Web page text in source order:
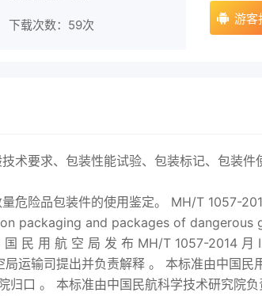
下载次数： 59次 游客
术要求、包装性能试验、包装标记、包装件
危险品包装件的使用鉴定。 MH/T 1057-
packaging and packages of dangerous
民 用 航 空 局 发 布 MH/T 1057-2014 月
运输司提出并负责解释 。 本标准由中国民
归口 。 本标准由中国民航科学技术研究院